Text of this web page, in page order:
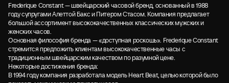
Frederique Constant — швейцарский часовой бренд, основанный в 1988
году супругами Алеттой Бакс и Питером Стасом. Компания предлагает
большой ассортимент высококачественных классических мужских и
женских часов.
Основная философия бренда — «доступная роскошь». Frederique Constant
стремится предложить клиентам высококачественные часы с
традиционным швейцарским качеством по разумной цене.
Некоторые достижения бренда:
В 1994 году компания разработала модель Heart Beat, целью которой было